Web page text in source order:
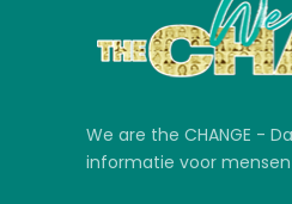
We are the CHANGE -
informatie voor